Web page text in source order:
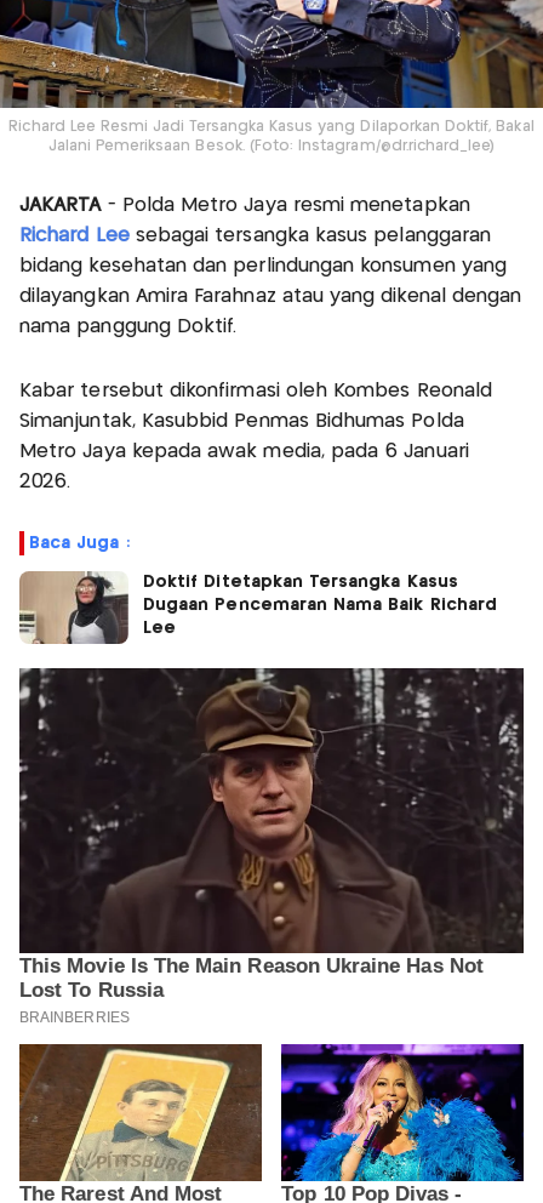
Richard Lee Resmi Jadi Tersangka Kasus yang Dilaporkan Doktif, Bakal
Jalani Pemeriksaan Besok. (Foto: Instagram/@dr.richard_lee)
JAKARTA- Polda Metro Jaya resmi menetapkan
Richard Leesebagai tersangka kasus pelanggaran
bidang kesehatan dan perlindungan konsumen yang
dilayangkan Amira Farahnaz atau yang dikenal dengan
nama panggung Doktif.
Kabar tersebut dikonfirmasi oleh Kombes Reonald
Simanjuntak, Kasubbid Penmas Bidhumas Polda
Metro Jaya kepada awak media, pada 6 Januari
2026.
Baca Juga :
Doktif Ditetapkan Tersangka Kasus
Dugaan Pencemaran Nama Baik Richard
Lee